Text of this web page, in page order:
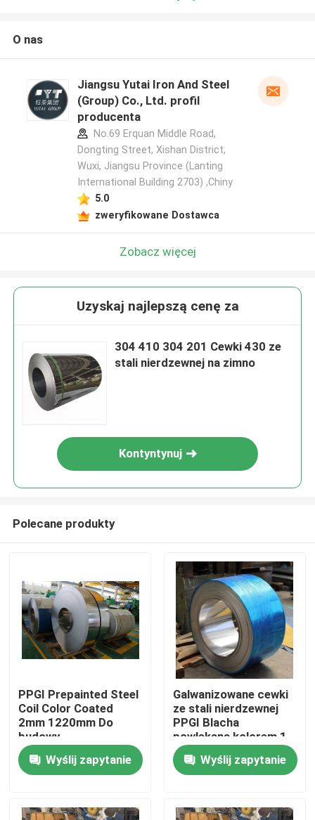
Dom
O nas
Łączność
O nas
Jiangsu Yutai Iron And Steel
(Group) Co., Ltd. profil
producenta
No.69 Erquan Middle Road,
Dongting Street, Xishan District,
Wuxi, Jiangsu Province (Lanting
International Building 2703) ,Chiny
5.0
zweryfikowane Dostawca
Zobacz więcej
Uzyskaj najlepszą cenę za
304 410 304 201 Cewki 430 ze
stali nierdzewnej na zimno
Kontyntynuj
Polecane produkty
PPGI Prepainted Steel
Coil Color Coated
2mm 1220mm Do
budowy
Wyślij zapytanie
Galwanizowane cewki
ze stali nierdzewnej
PPGI Blacha
powlekana kolorem 1
mm do metalowych
pokryć dachowych
Wyślij zapytanie